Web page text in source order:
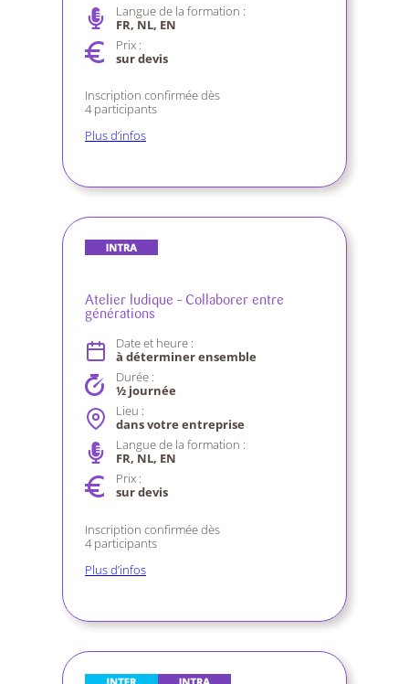
Langue de la formation :
FR, NL, EN
Prix :
sur devis
Inscription confirmée dès
4 participants
Plus d’infos
Atelier ludique – Collaborer entre
générations
Date et heure :
à déterminer ensemble
Durée :
½ journée
Lieu :
dans votre entreprise
Langue de la formation :
FR, NL, EN
Prix :
sur devis
Inscription confirmée dès
4 participants
Plus d’infos